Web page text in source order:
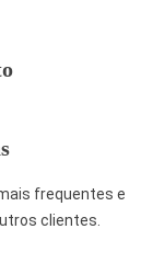
frequentes e
clientes.